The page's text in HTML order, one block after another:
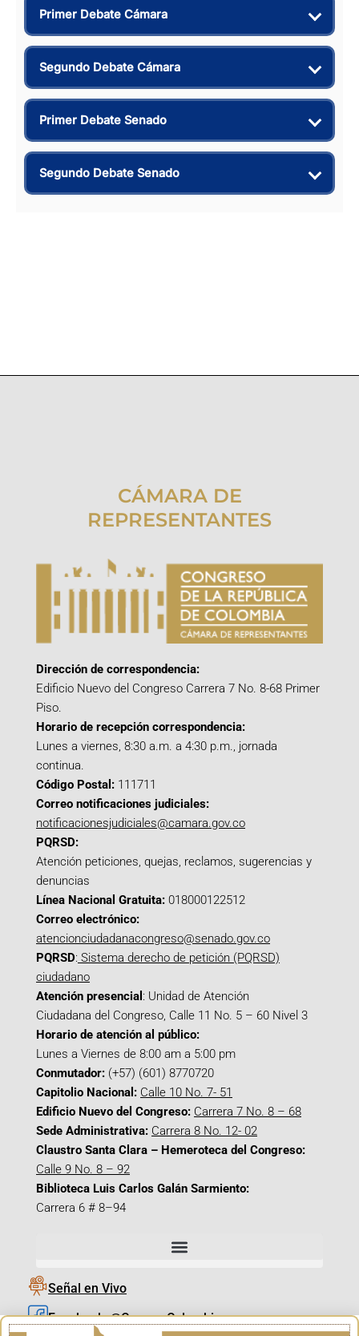
Primer Debate Cámara
Segundo Debate Cámara
Primer Debate Senado
Segundo Debate Senado
CÁMARA DE
REPRESENTANTES
Dirección de correspondencia:
Edificio Nuevo del Congreso Carrera 7 No. 8-68 Primer
Piso.
Horario de recepción correspondencia:
Lunes a viernes, 8:30 a.m. a 4:30 p.m., jornada
continua.
Código Postal: 111711
Correo notificaciones judiciales:
notificacionesjudiciales@camara.gov.co
PQRSD:
Atención peticiones, quejas, reclamos, sugerencias y
denuncias
Línea Nacional Gratuita: 018000122512
Correo electrónico:
atencionciudadanacongreso@senado.gov.co
PQRSD: Sistema derecho de petición (PQRSD)
ciudadano
Atención presencial : Unidad de Atención
Ciudadana del Congreso, Calle 11 No. 5 – 60 Nivel 3
Horario de atención al público:
Lunes a Viernes de 8:00 am a 5:00 pm
Conmutador: (+57) (601) 8770720
Capitolio Nacional: Calle 10 No. 7- 51
Edificio Nuevo del Congreso: Carrera 7 No. 8 – 68
Sede Administrativa: Carrera 8 No. 12- 02
Claustro Santa Clara – Hemeroteca del Congreso:
Calle 9 No. 8 – 92
Biblioteca Luis Carlos Galán Sarmiento:
Carrera 6 # 8–94
Señal en Vivo
Facebook_@CamaraColombia